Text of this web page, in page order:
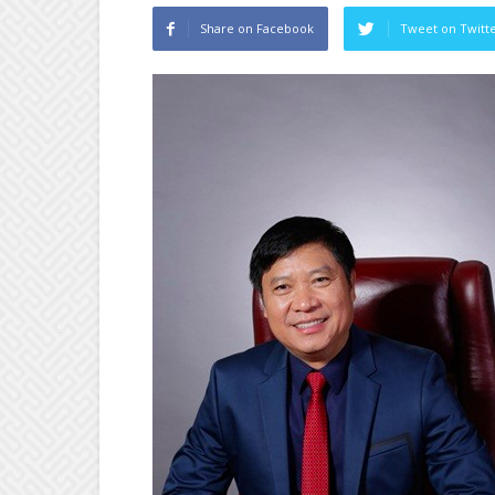
Share on Facebook Tweet on